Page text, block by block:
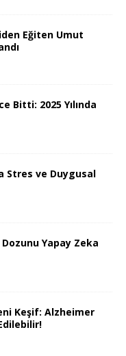
Eğiten Umut
Bitti: 2025 Yılında
Stres ve Duygusal
Yapay Zeka
Keşif: Alzheimer